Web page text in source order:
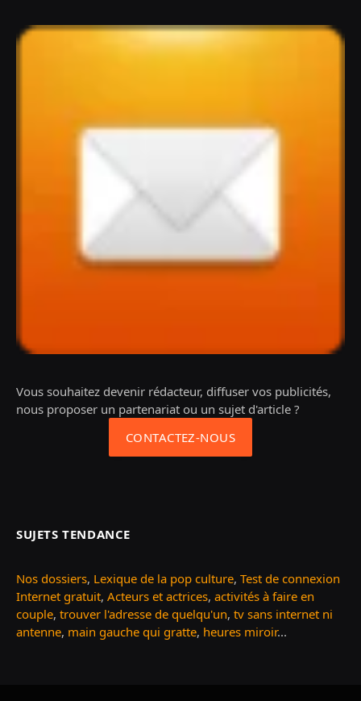
Vous souhaitez devenir rédacteur, diffuser vos publicités,
nous proposer un partenariat ou un sujet d'article ?
CONTACTEZ-NOUS
SUJETS TENDANCE
Nos dossiers, Lexique de la pop culture, Test de connexion
Internet gratuit, Acteurs et actrices, activités à faire en
couple, trouver l'adresse de quelqu'un, tv sans internet ni
antenne, main gauche qui gratte, heures miroir...